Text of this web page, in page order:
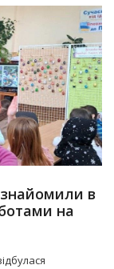
в
на